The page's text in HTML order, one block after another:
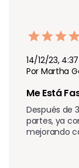
14/12/23, 4:37
Por Martha
Me Está
Después de
partes, ya
mejorando